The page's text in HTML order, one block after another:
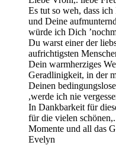
Es tut so weh, dass
und Deine
würde ich Dich
Du warst einer der
aufrichtigsten
Dein warmherziges
Geradlinigkeit, in der
Deinen
,werde ich nie
In Dankbarkeit für
für die vielen
Momente und all das
Evelyn